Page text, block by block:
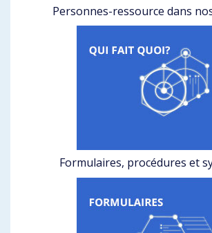
Personnes-ressource dans
Formulaires, procédures et